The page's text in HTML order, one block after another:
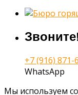
+7 (916) 871-
WhatsApp
Мы используем